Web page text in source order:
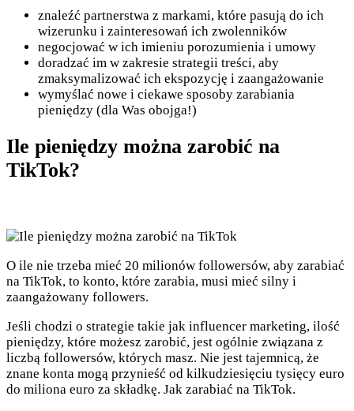
znaleźć partnerstwa z markami, które pasują do ich
wizerunku i zainteresowań ich zwolenników
negocjować w ich imieniu porozumienia i umowy
doradzać im w zakresie strategii treści, aby
zmaksymalizować ich ekspozycję i zaangażowanie
wymyślać nowe i ciekawe sposoby zarabiania
pieniędzy (dla Was obojga!)
Ile pieniędzy można zarobić na
TikTok?
O ile nie trzeba mieć 20 milionów followersów, aby zarabiać
na TikTok, to konto, które zarabia, musi mieć silny i
zaangażowany followers.
Jeśli chodzi o strategie takie jak influencer marketing, ilość
pieniędzy, które możesz zarobić, jest ogólnie związana z
liczbą followersów, których masz. Nie jest tajemnicą, że
znane konta mogą przynieść od kilkudziesięciu tysięcy euro
do miliona euro za składkę. Jak zarabiać na TikTok.